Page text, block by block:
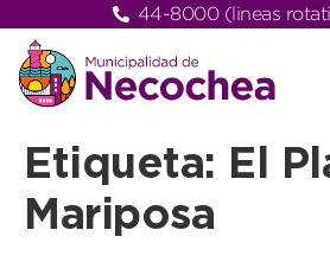
44-8000 (lineas
Etiqueta:
El
Mariposa